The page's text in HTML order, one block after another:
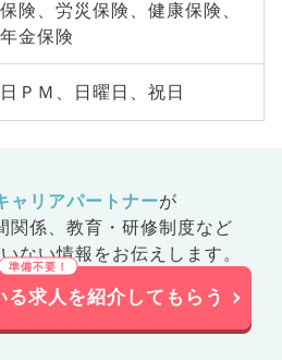
険、労災保険、健康保険、
金保険
ＰＭ、日曜日、祝日
ャリアパートナーが
係、 教育・研修制度など
ない情報をお伝えします。
る求人を紹介してもらう